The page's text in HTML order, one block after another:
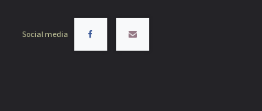
Social media